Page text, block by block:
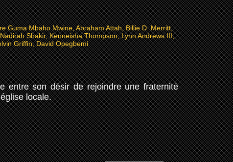
Guma Mbaho Mwine, Abraham Attah, Billie D. Merritt,
Shakir, Kenneisha Thompson, Lynn Andrews III,
Griffin, David Opegbemi
entre son désir de rejoindre une fraternité
locale.